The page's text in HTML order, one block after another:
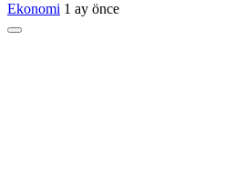
Ekonomi 1 ay önce